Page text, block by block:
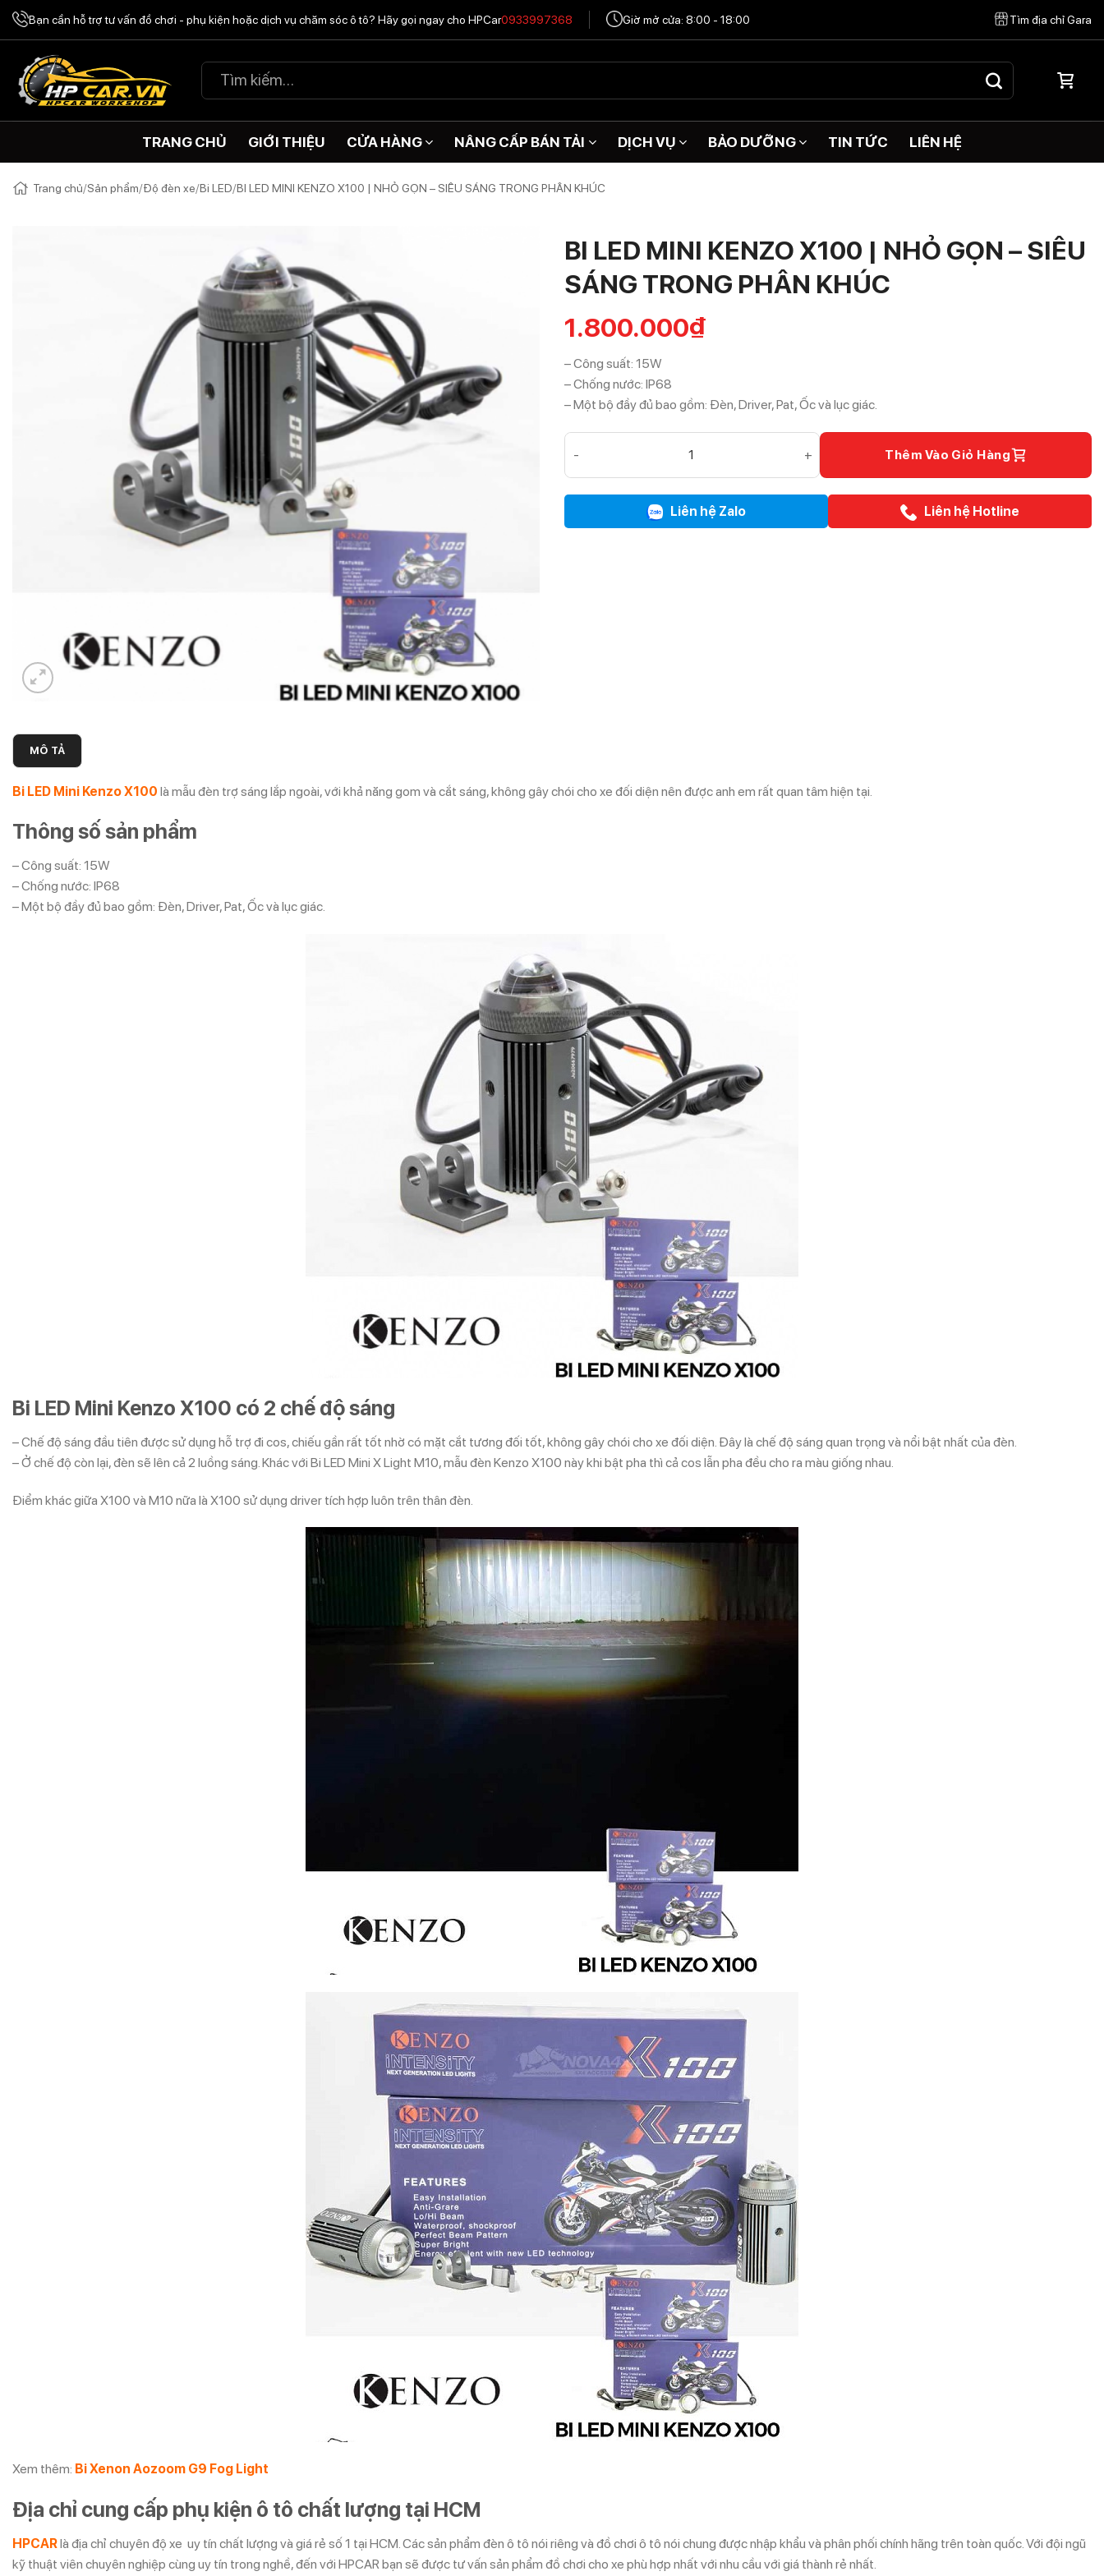
Chuyển
đến
dung
Bạn cần hỗ trợ tư vấn đồ chơi - phụ kiện hoặc dịch vụ chăm sóc ô tô? Hãy gọi ngay cho HPCar0933997368 Giờ mở cửa: 8:00 - 18:00 Tìm địa chỉ Gara
Tìm
kiếm:
TRANG CHỦ GIỚI THIỆU CỬA HÀNG NÂNG CẤP BÁN TẢI DỊCH VỤ BẢO DƯỠNG TIN TỨC LIÊN HỆ
Trang chủ/Sản phẩm/Độ đèn xe/Bi LED/BI LED MINI KENZO X100 | NHỎ GỌN – SIÊU SÁNG TRONG PHÂN KHÚC
BI LED MINI KENZO X100 | NHỎ GỌN – SIÊU
SÁNG TRONG PHÂN KHÚC
1.800.000₫
– Công suất: 15W
– Chống nước: IP68
– Một bộ đầy đủ bao gồm: Đèn, Driver, Pat, Ốc và lục giác.
BI LED MINI KENZO X100 | NHỎ GỌN – SIÊU SÁNG TRONG PHÂN KHÚC số lượng
Thêm Vào Giỏ Hàng
Liên hệ Zalo Liên hệ Hotline
MÔ TẢ
Bi LED Mini Kenzo X100 là mẫu đèn trợ sáng lắp ngoài, với khả năng gom và cắt sáng, không gây chói cho xe đối diện nên được anh em rất quan tâm hiện tại.
Thông số sản phẩm
– Công suất: 15W
– Chống nước: IP68
– Một bộ đầy đủ bao gồm: Đèn, Driver, Pat, Ốc và lục giác.
Bi LED Mini Kenzo X100 có 2 chế độ sáng
– Chế độ sáng đầu tiên được sử dụng hỗ trợ đi cos, chiếu gần rất tốt nhờ có mặt cắt tương đối tốt, không gây chói cho xe đối diện. Đây là chế độ sáng quan trọng và nổi bật nhất của đèn.
– Ở chế độ còn lại, đèn sẽ lên cả 2 luồng sáng. Khác với Bi LED Mini X Light M10, mẫu đèn Kenzo X100 này khi bật pha thì cả cos lẫn pha đều cho ra màu giống nhau.
Điểm khác giữa X100 và M10 nữa là X100 sử dụng driver tích hợp luôn trên thân đèn.
Xem thêm: Bi Xenon Aozoom G9 Fog Light
Địa chỉ cung cấp phụ kiện ô tô chất lượng tại HCM
HPCARlà địa chỉ chuyên độ xe uy tín chất lượng và giá rẻ số 1 tại HCM. Các sản phẩm đèn ô tô nói riêng và đồ chơi ô tô nói chung được nhập khẩu và phân phối chính hãng trên toàn quốc. Với đội ngũ
kỹ thuật viên chuyên nghiệp cùng uy tín trong nghề, đến với HPCAR bạn sẽ được tư vấn sản phẩm đồ chơi cho xe phù hợp nhất với nhu cầu với giá thành rẻ nhất.